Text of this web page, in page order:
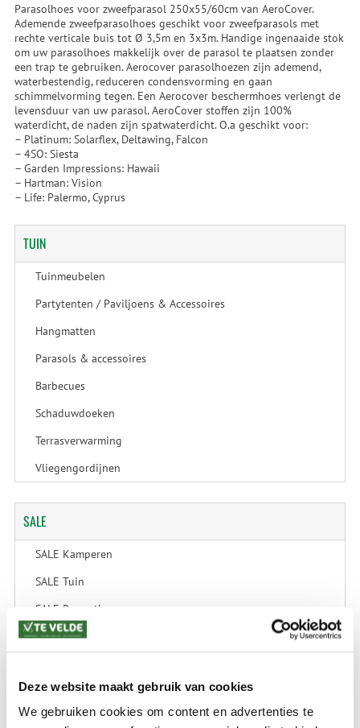
Deze website maakt gebruik van cookies
We gebruiken cookies om content en advertenties te
Parasolhoes voor zweefparasol 250x55/60cm van AeroCover.
Ademende zweefparasolhoes geschikt voor zweefparasols met
rechte verticale buis tot Ø 3,5m en 3x3m. Handige ingenaaide stok
om uw parasolhoes makkelijk over de parasol te plaatsen zonder
een trap te gebruiken. Aerocover parasolhoezen zijn ademend,
waterbestendig, reduceren condensvorming en gaan
schimmelvorming tegen. Een Aerocover beschermhoes verlengt de
levensduur van uw parasol. AeroCover stoffen zijn 100%
waterdicht, de naden zijn spatwaterdicht. O.a geschikt voor:
– Platinum: Solarflex, Deltawing, Falcon
– 4SO: Siesta
– Garden Impressions: Hawaii
– Hartman: Vision
– Life: Palermo, Cyprus
TUIN
Tuinmeubelen
Partytenten / Paviljoens & Accessoires
Hangmatten
Parasols & accessoires
Barbecues
Schaduwdoeken
Terrasverwarming
Vliegengordijnen
SALE
SALE Kamperen
SALE Tuin
SALE Recreatie
SALE Outdoor
SALE Schaatsen